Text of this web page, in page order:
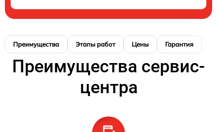
Преимущества Этапы работ Цены Гарантия
Преимущества сервис-
центра